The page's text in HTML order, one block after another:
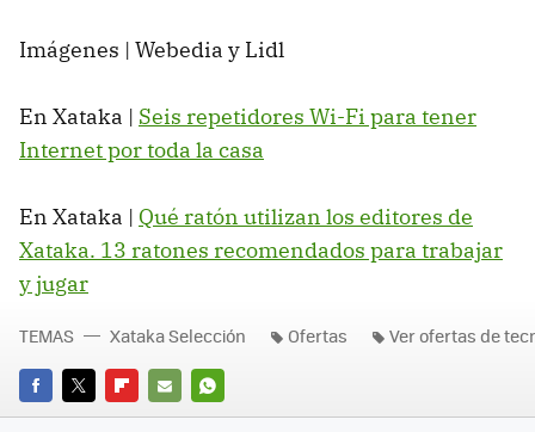
Imágenes | Webedia y Lidl
En Xataka | Seis repetidores Wi-Fi para tener
Internet por toda la casa
En Xataka | Qué ratón utilizan los editores de
Xataka. 13 ratones recomendados para trabajar
y jugar
FACEBOOK
TWITTERFLIPBOARD
E-
WHATSAPP
TEMAS Xataka Selección Ofertas Ver ofertas de